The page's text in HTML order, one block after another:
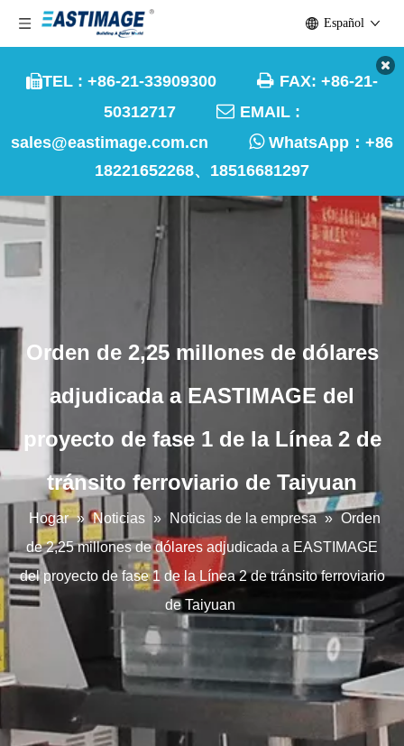
TEL : +86-21-33909300  FAX: +86-21-
50312717  EMAIL :
sales@eastimage.com.cn
WhatsApp： +86
18221652268、18516681297
Español
Orden de 2,25 millones de dólares
adjudicada a EASTIMAGE del
proyecto de fase 1 de la Línea 2 de
tránsito ferroviario de Taiyuan
Hogar » Noticias » Noticias de la empresa » Orden
de 2,25 millones de dólares adjudicada a EASTIMAGE
del proyecto de fase 1 de la Línea 2 de tránsito ferroviario
de Taiyuan